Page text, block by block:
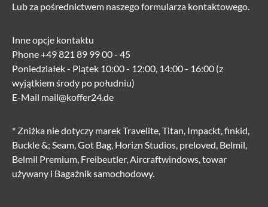
Lub za pośrednictwem naszegoformularza kontaktowego.
Inne opcje kontaktu
Phone+49 821 89 99 00 - 45
Poniedziałek - Piątek 10:00 - 12:00, 14:00 - 16:00 (z
wyjątkiem środy po południu)
E-Mail mail@koffer24.de
* Zniżka nie dotyczy marek Travelite, Titan, Impackt, finkid,
Buckle &; Seam, Got Bag, Horizn Studios, preloved, Belmil,
Belmil Premium, Freibeutler, Aircraftwindows, towar
używany i Bagażnik samochodowy.